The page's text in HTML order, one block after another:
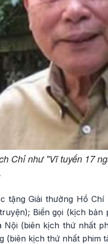
Chỉ như "Vĩ tuyến 17
tặng Giải thưởng Hồ
Biển gọi (kịch bản
(biên kịch thứ nhất
(biên kịch thứ nhất phim